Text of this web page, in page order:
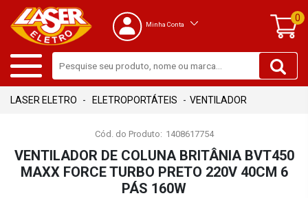
Minha Conta
0
ELETROPORTÁTEIS VENTILADOR
Cód. do Produto: 1408617754
VENTILADOR DE COLUNA BRITÂNIA BVT450
MAXX FORCE TURBO PRETO 220V 40CM 6
PÁS 160W